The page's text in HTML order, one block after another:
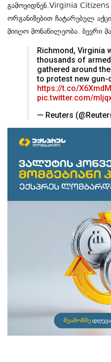
გამოვიდნენ.Virginia
ორგანიზებით ჩატარებულ
მიიღო მონაწილეობა. ბევრი
Richmond, Virginia
thousands of
gathered around
to protest new
https://t.co/
pic.twitter.com/
— Reuters